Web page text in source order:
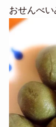
おせんべい